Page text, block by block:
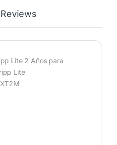
Reviews
Lite 2 Años para
Lite